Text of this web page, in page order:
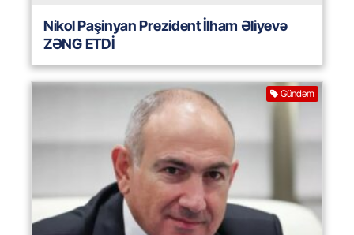
Nikol Paşinyan Prezident İlham Əliyevə
ZƏNG ETDİ
Gündəm